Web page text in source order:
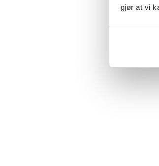
gjør at vi